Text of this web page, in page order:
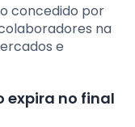
concedido por
na
e
expira no final